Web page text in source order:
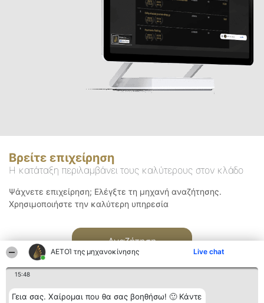
ΑΕΤΟΊ της μηχανοκίνησης Live chat
15:48
Γεια σας. Χαίρομαι που θα σας βοηθήσω! 🙂 Κάντε
Βρείτε επιχείρηση
Η κατάταξη περιλαμβάνει τους καλύτερους στον κλάδο
Ψάχνετε επιχείρηση; Ελέγξτε τη μηχανή αναζήτησης.
Χρησιμοποιήστε την καλύτερη υπηρεσία
Αναζήτηση